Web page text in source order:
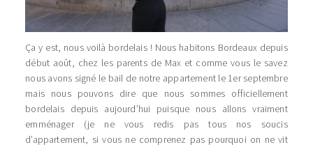
Ça y est, nous voilà bordelais ! Nous habitons Bordeaux depuis
début août, chez les parents de Max et comme vous le savez
nous avons signé le bail de notre appartement le 1er septembre
mais nous pouvons dire que nous sommes officiellement
bordelais depuis aujourd’hui puisque nous allons vraiment
emménager (je ne vous redis pas tous nos soucis
d’appartement, si vous ne comprenez pas pourquoi on ne vit